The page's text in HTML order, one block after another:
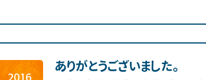
ありがとうございました。